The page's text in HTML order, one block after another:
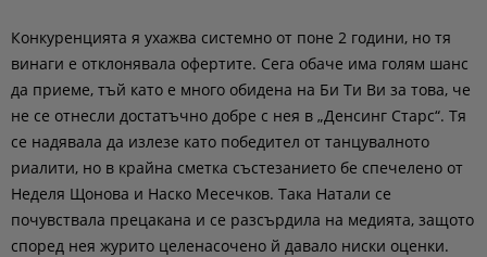
Конкуренцията я ухажва системно от поне 2 години, но тя
винаги е отклонявала офертите. Сега обаче има голям шанс
да приеме, тъй като е много обидена на Би Ти Ви за това, че
не се отнесли достатъчно добре с нея в „Денсинг Старс“. Тя
се надявала да излезе като победител от танцувалното
риалити, но в крайна сметка състезанието бе спечелено от
Неделя Щонова и Наско Месечков. Така Натали се
почувствала прецакана и се разсърдила на медията, защото
според нея журито целенасочено й давало ниски оценки.